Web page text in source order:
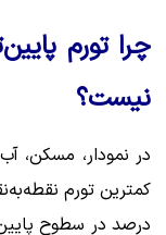
چرا تورم
نیست؟
درصد در سطوح